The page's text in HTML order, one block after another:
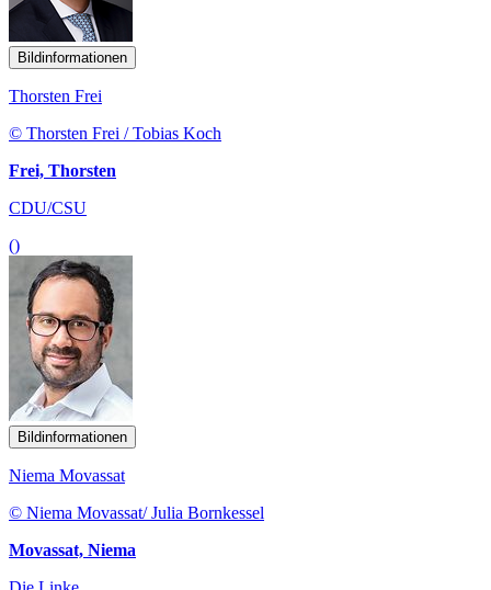
Bildinformationen
Thorsten Frei
© Thorsten Frei / Tobias Koch
Frei, Thorsten
CDU/CSU
()
Bildinformationen
Niema Movassat
© Niema Movassat/ Julia Bornkessel
Movassat, Niema